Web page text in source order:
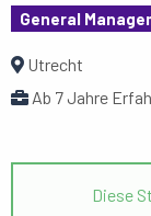
General
Utrecht
Ab 7 Jahre
Diese